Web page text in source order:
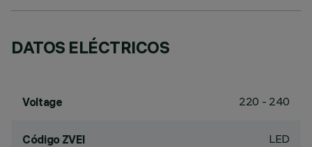
DATOS ELÉCTRICOS
Voltage 220 - 240
Código ZVEI LED